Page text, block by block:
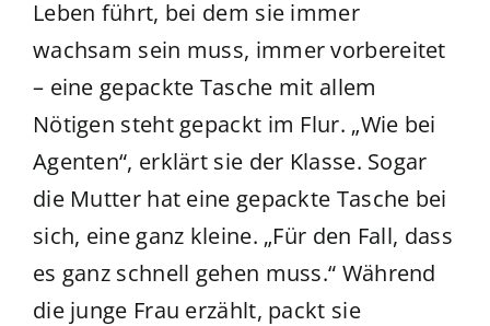
Leben führt, bei dem sie immer
wachsam sein muss, immer vorbereitet
– eine gepackte Tasche mit allem
Nötigen steht gepackt im Flur. „Wie bei
Agenten“, erklärt sie der Klasse. Sogar
die Mutter hat eine gepackte Tasche bei
sich, eine ganz kleine. „Für den Fall, dass
es ganz schnell gehen muss.“ Während
die junge Frau erzählt, packt sie